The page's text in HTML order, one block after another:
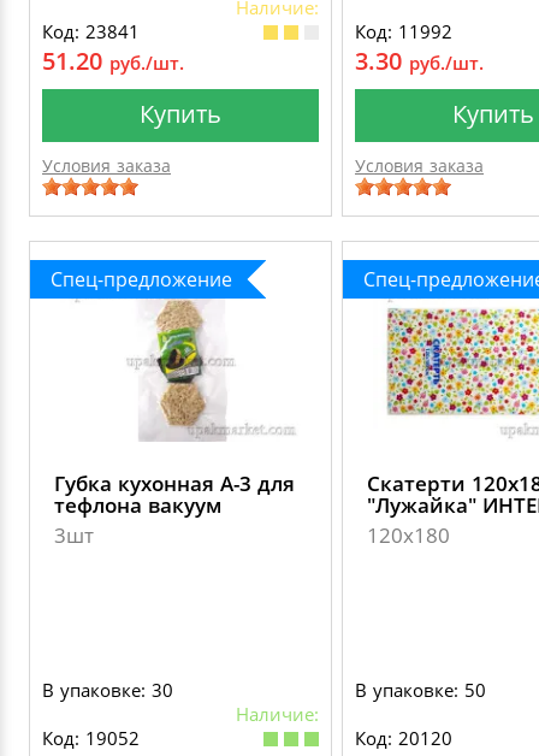
Наличие:
Код: 23841
51.20 руб./шт.
Купить
Условия заказа
Код: 11992
3.30 руб./шт.
Купить
Условия заказа
Спец-предложение
Губка кухонная А-3 для
тефлона вакуум
3шт
В упаковке: 30
Наличие:
Код: 19052
Спец-
Скатерти
"Лужайка"
120х180
В упаковке: 50
Код: 20120